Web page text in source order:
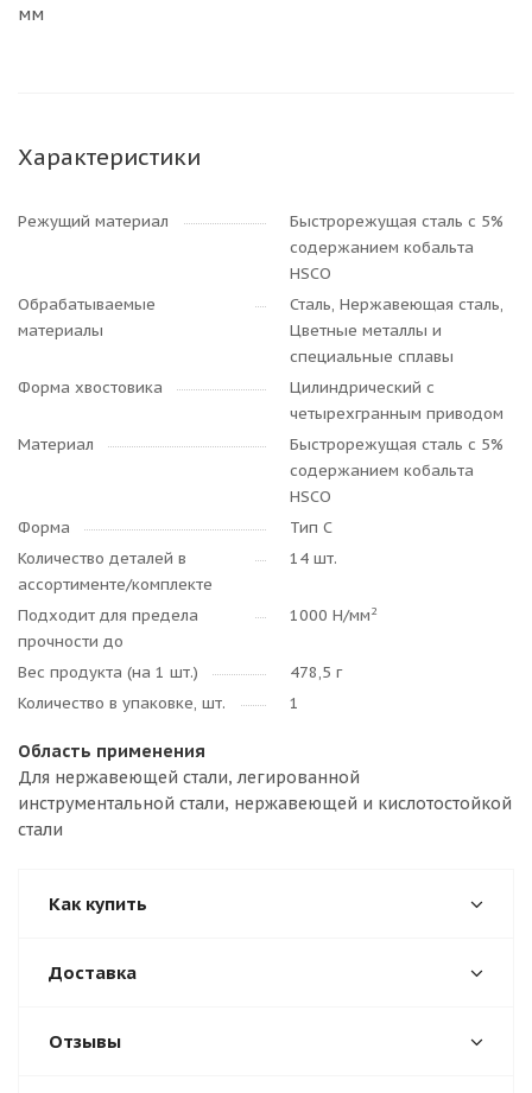
мм
Характеристики
Режущий материал
Быстрорежущая сталь с 5%
содержанием кобальта
HSCO
Обрабатываемые
материалы
Сталь, Нержавеющая сталь,
Цветные металлы и
специальные сплавы
Форма хвостовика
Цилиндрический с
четырехгранным приводом
Материал
Быстрорежущая сталь с 5%
содержанием кобальта
HSCO
Форма
Тип C
Количество деталей в
ассортименте/комплекте
14 шт.
Подходит для предела
прочности до
1000 Н/мм2
Вес продукта (на 1 шт.)
478,5 г
Количество в упаковке, шт.
1
Область применения
Для нержавеющей стали, легированной
инструментальной стали, нержавеющей и кислотостойкой
стали
Как купить
Доставка
Отзывы